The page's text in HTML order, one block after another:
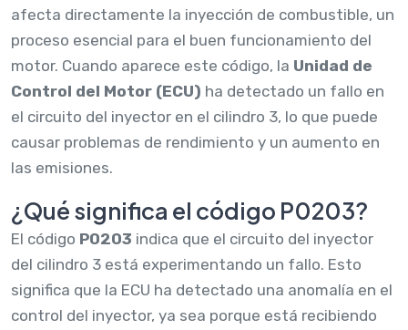
afecta directamente la inyección de combustible, un
proceso esencial para el buen funcionamiento del
motor. Cuando aparece este código, la Unidad de
Control del Motor (ECU) ha detectado un fallo en
el circuito del inyector en el cilindro 3, lo que puede
causar problemas de rendimiento y un aumento en
las emisiones.
¿Qué significa el código P0203?
El código P0203 indica que el circuito del inyector
del cilindro 3 está experimentando un fallo. Esto
significa que la ECU ha detectado una anomalía en el
control del inyector, ya sea porque está recibiendo